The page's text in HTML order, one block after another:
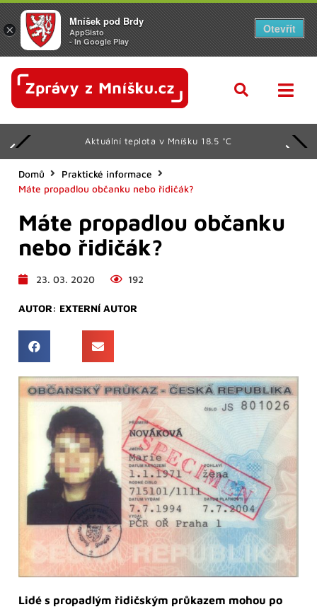
Aktuální teplota v Mníšku 18.5 °C
Domů
Praktické informace
Máte propadlou občanku nebo řidičák?
Máte propadlou občanku
nebo řidičák?
23. 03. 2020 192
AUTOR: EXTERNÍ AUTOR
Lidé s propadlým řidičským průkazem mohou po
×
Mníšek pod Brdy
AppSisto
- In Google Play
Otevřít